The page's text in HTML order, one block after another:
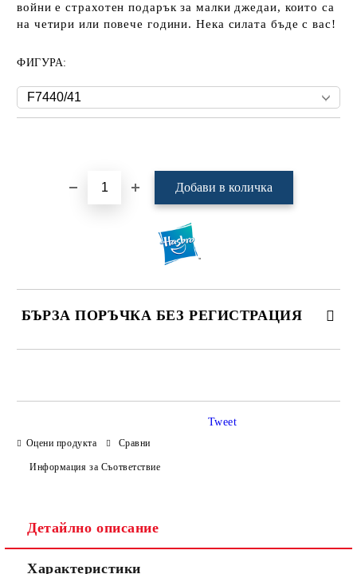
войни е страхотен подарък за малки джедаи, които са
на четири или повече години. Нека силата бъде с вас!
ФИГУРА:
БЪРЗА ПОРЪЧКА БЕЗ РЕГИСТРАЦИЯ
Оцени продукта Сравни
Информация за Съответствие
Tweet
Детайлно описание
Характеристики